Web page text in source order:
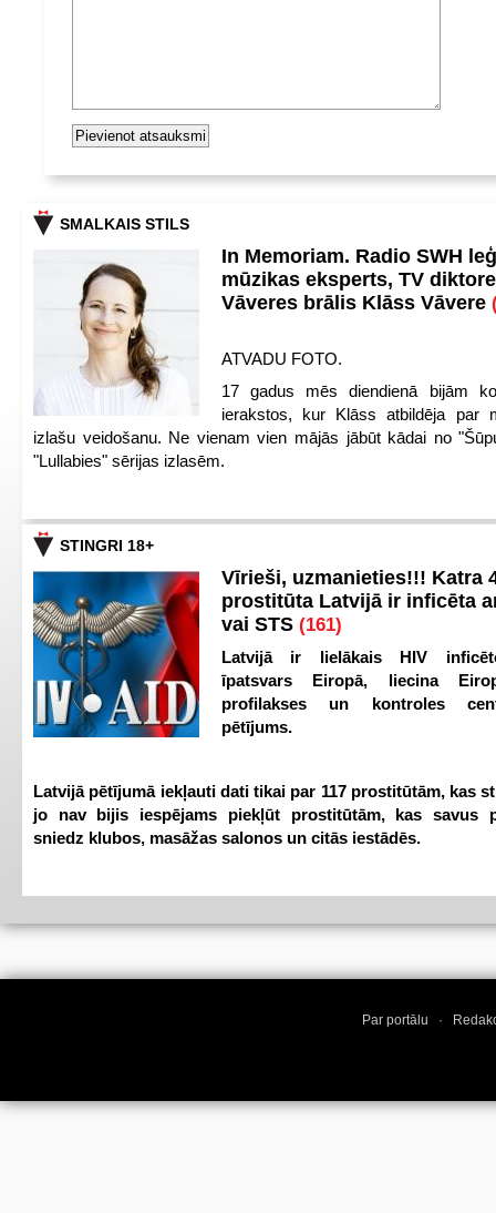
SMALKAIS STILS
In Memoriam. Radio SWH
mūzikas eksperts, TV
Vāveres brālis Klāss Vāvere
ATVADU FOTO.
17 gadus mēs diendienā bijām
ierakstos, kur Klāss atbildēja par
izlašu veidošanu. Ne vienam vien mājās jābūt kādai no
"Lullabies" sērijas izlasēm.
STINGRI 18+
Vīrieši, uzmanieties!!! Katra
prostitūta Latvijā ir inficēta
vai STS (161)
Latvijā ir lielākais HIV
īpatsvars Eiropā, liecina
profilakses un kontroles
pētījums.
Latvijā pētījumā iekļauti dati tikai par 117 prostitūtām, kas
jo nav bijis iespējams piekļūt prostitūtām, kas savus
sniedz klubos, masāžas salonos un citās iestādēs.
Par portālu ·